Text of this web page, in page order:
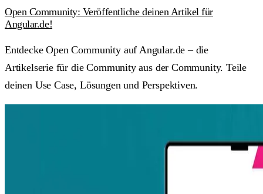
Open Community: Veröffentliche deinen Artikel für
Angular.de!
Entdecke Open Community auf Angular.de – die
Artikelserie für die Community aus der Community. Teile
deinen Use Case, Lösungen und Perspektiven.